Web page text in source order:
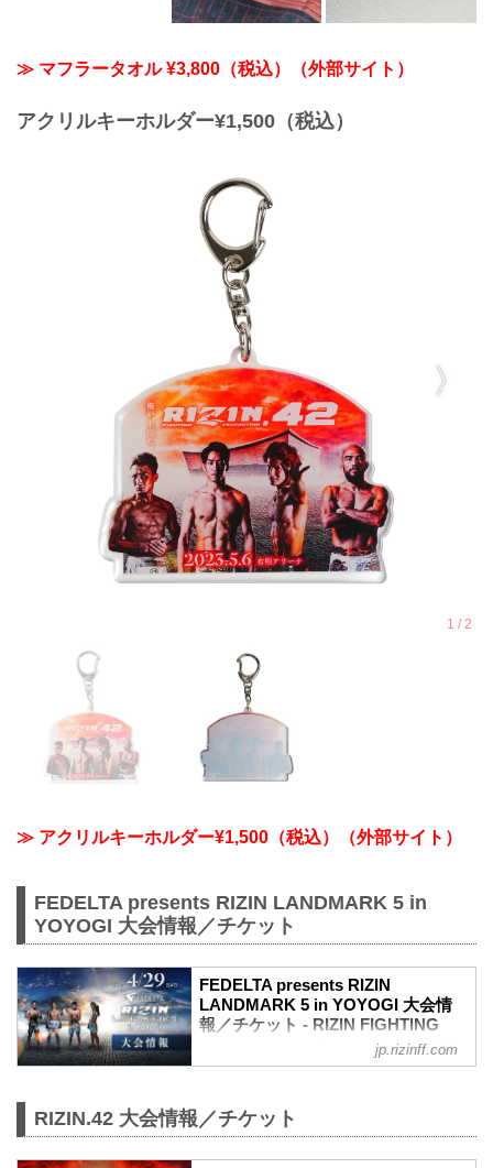
≫ マフラータオル ¥3,800（税込）（外部サイト）
アクリルキーホルダー¥1,500（税込）
≫ アクリルキーホルダー¥1,500（税込）（外部サイト）
FEDELTA presents RIZIN LANDMARK 5 in
YOYOGI 大会情報／チケット
FEDELTA presents RIZIN
LANDMARK 5 in YOYOGI 大会情
報／チケット - RIZIN FIGHTING
FEDERATION オフィシャルサイト
ット追加販売のお知らせ
RIZIN LANDMARK 5 in YOYOGIのアウト
レット席と演出変更による増席でSRS席
jp.rizinff.com
RIZIN.42 大会情報／チケット